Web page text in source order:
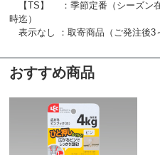
【TS】 ：季節定番（シーズン
時迄）
表示なし ：取寄商品（ご発注後3
おすすめ商品